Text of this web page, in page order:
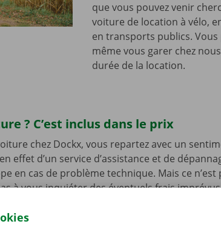
que vous pouvez venir
voiture de location à vélo,
en transports publics.
même vous garer chez
durée de la location.
? C’est inclus dans le prix
chez Dockx, vous repartez avec un
effet d’un service d’assistance et de
en cas de problème technique. Mais ce n’est
à vous inquiéter des éventuels frais
la transparence et un service personnalisé